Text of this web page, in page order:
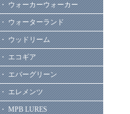
・ ウォーカーウォーカー
・ ウォーターランド
・ ウッドリーム
・ エコギア
・ エバーグリーン
・ エレメンツ
・ MPB LURES